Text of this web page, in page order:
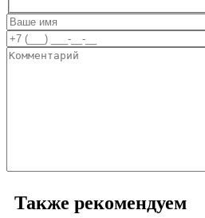
Также рекомендуем